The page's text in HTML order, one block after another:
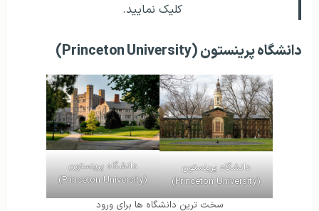
کلیک نمایید.
دانشگاه پرینستون (Princeton University)
دانشگاه پرینستون
(Princeton University)
دانشگاه پرینستون
(Princeton University)
سخت ترین دانشگاه ها برای ورود